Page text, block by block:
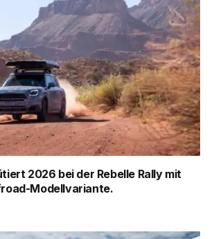
2026 bei der Rebelle Rally mit
Modellvariante.